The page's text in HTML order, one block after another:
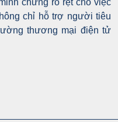
chỉ hỗ trợ người tiêu
thương mại điện tử